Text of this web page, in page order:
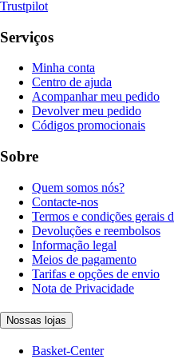
Trustpilot
Serviços
Minha conta
Centro de ajuda
Acompanhar meu pedido
Devolver meu pedido
Códigos promocionais
Sobre
Quem somos nós?
Contacte-nos
Termos e condições gerais
Devoluções e reembolsos
Informação legal
Meios de pagamento
Tarifas e opções de envio
Nota de Privacidade
Nossas lojas
Basket-Center